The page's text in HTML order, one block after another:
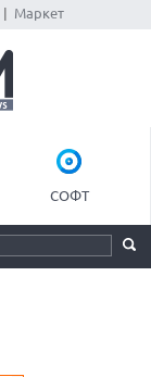
Маркет
СОФТ